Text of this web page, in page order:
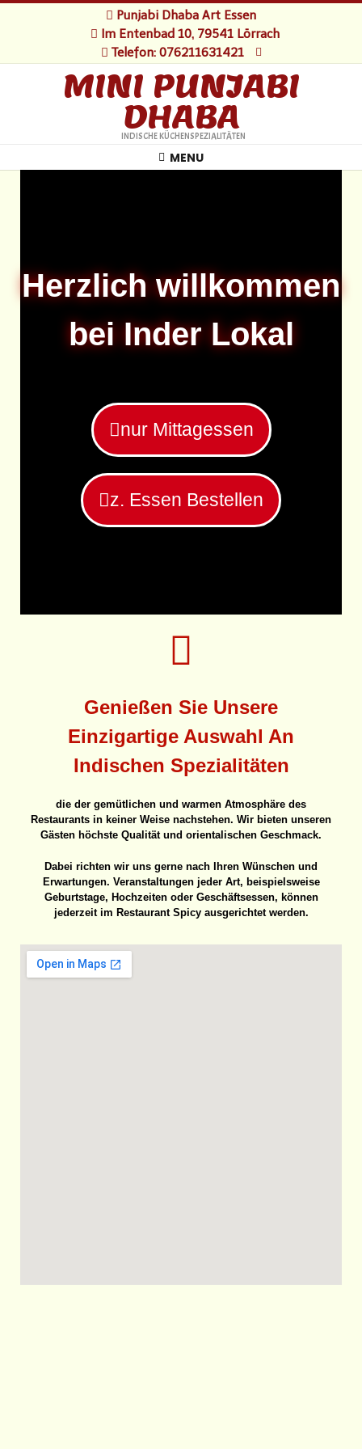
Punjabi Dhaba Art Essen
Im Entenbad 10, 79541 Lörrach
Telefon: 076211631421
MINI PUNJABI
DHABA
INDISCHE KÜCHENSPEZIALITÄTEN
MENU
Herzlich willkommen
bei Inder Lokal
nur Mittagessen
z. Essen Bestellen
Genießen Sie Unsere
Einzigartige Auswahl An
Indischen Spezialitäten
die der gemütlichen und warmen Atmosphäre des
Restaurants in keiner Weise nachstehen. Wir bieten unseren
Gästen höchste Qualität und orientalischen Geschmack.
Dabei richten wir uns gerne nach Ihren Wünschen und
Erwartungen. Veranstaltungen jeder Art, beispielsweise
Geburtstage, Hochzeiten oder Geschäftsessen, können
jederzeit im Restaurant Spicy ausgerichtet werden.